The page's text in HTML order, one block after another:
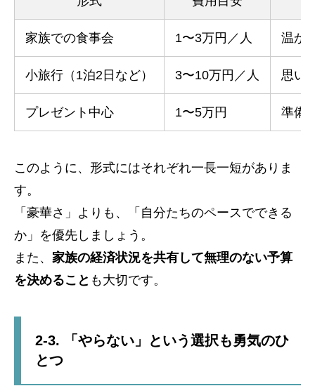
家族での食事会 1〜3万円／人 温か
小旅行（1泊2日など） 3〜10万円／人 思い
プレゼント中心 1〜5万円 準備
このように、形式にはそれぞれ一長一短がありま
す。
「豪華さ」よりも、「自分たちのペースでできる
か」を優先しましょう。
また、 家族の経済状況を共有して無理のない予算
を決めること も大切です。
2-3. 「やらない」という選択も勇気のひ
とつ